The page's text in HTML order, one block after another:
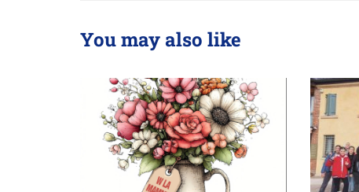
You may also like